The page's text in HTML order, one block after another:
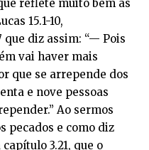
reflete muito bem as
15.1-10,
diz assim: “— Pois
vai haver mais
que se arrepende dos
e nove pessoas
Ao sermos
pecados e como diz
3.21, que o